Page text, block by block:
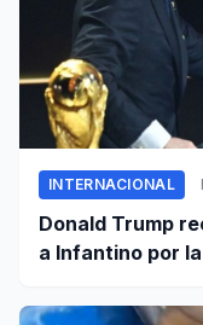
INTERNACIONAL
Donald Trump
a Infantino por